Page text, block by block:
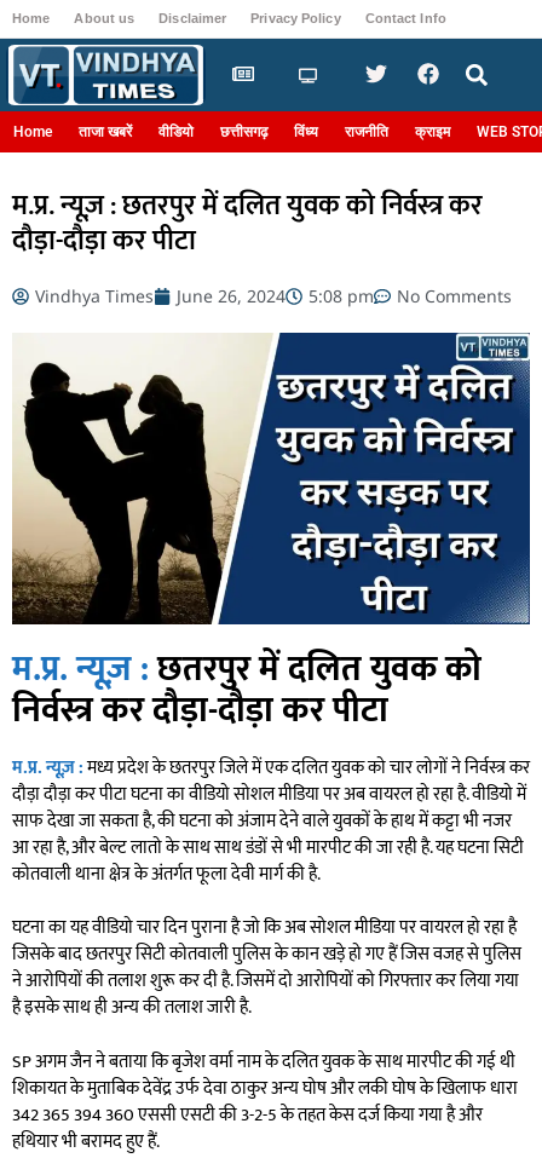
Home About us Disclaimer Privacy Policy Contact Info
Home ताजा खबरें वीडियो छत्तीसगढ़ विंध्य राजनीति क्राइम WEB
म.प्र. न्यूज़ : छतरपुर में दलित युवक को निर्वस्त्र कर
दौड़ा-दौड़ा कर पीटा
Vindhya Times June 26, 2024 5:08 pm No Comments
म.प्र. न्यूज़ :छतरपुर में दलित युवक को
निर्वस्त्र कर दौड़ा-दौड़ा कर पीटा
म.प्र. न्यूज़ :मध्य प्रदेश के छतरपुर जिले में एक दलित युवक को चार लोगों ने निर्वस्त्र कर
दौड़ा दौड़ा कर पीटा घटना का वीडियो सोशल मीडिया पर अब वायरल हो रहा है. वीडियो में
साफ देखा जा सकता है, की घटना को अंजाम देने वाले युवकों के हाथ में कट्टा भी नजर
आ रहा है, और बेल्ट लातो के साथ साथ डंडों से भी मारपीट की जा रही है. यह घटना सिटी
कोतवाली थाना क्षेत्र के अंतर्गत फूला देवी मार्ग की है.
घटना का यह वीडियो चार दिन पुराना है जो कि अब सोशल मीडिया पर वायरल हो रहा है
जिसके बाद छतरपुर सिटी कोतवाली पुलिस के कान खड़े हो गए हैं जिस वजह से पुलिस
ने आरोपियों की तलाश शुरू कर दी है. जिसमें दो आरोपियों को गिरफ्तार कर लिया गया
है इसके साथ ही अन्य की तलाश जारी है.
SP अगम जैन ने बताया कि बृजेश वर्मा नाम के दलित युवक के साथ मारपीट की गई थी
शिकायत के मुताबिक देवेंद्र उर्फ देवा ठाकुर अन्य घोष और लकी घोष के खिलाफ धारा
342 365 394 360 एससी एसटी की 3-2-5 के तहत केस दर्ज किया गया है और
हथियार भी बरामद हुए हैं.